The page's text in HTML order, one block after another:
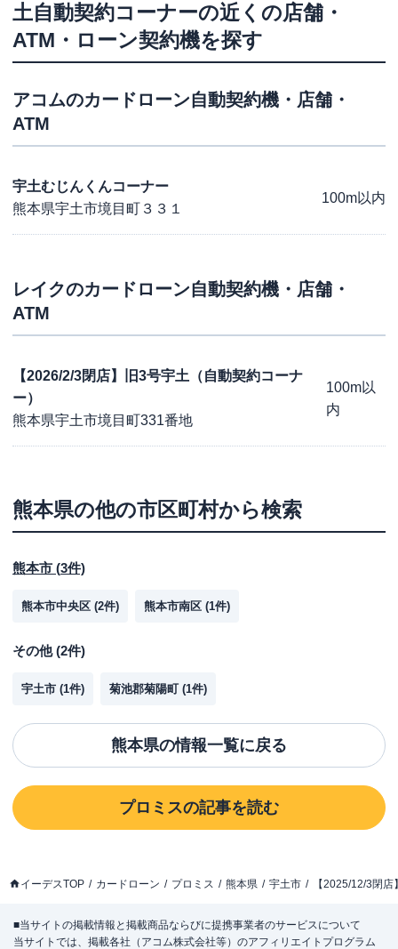
土自動契約コーナーの近くの店舗・
ATM・ローン契約機を探す
アコムのカードローン自動契約機・店舗・
ATM
宇土むじんくんコーナー
熊本県宇土市境目町３３１
100m以内
レイクのカードローン自動契約機・店舗・
ATM
【2026/2/3閉店】旧3号宇土（自動契約コーナ
ー）
熊本県宇土市境目町331番地
100m以
内
熊本県の他の市区町村から検索
熊本市 (3件)
熊本市中央区 (2件) 熊本市南区 (1件)
その他(2件)
宇土市 (1件) 菊池郡菊陽町 (1件)
熊本県の情報一覧に戻る
プロミスの記事を読む
イーデスTOP カードローン プロミス 熊本県 宇土市 【2025/12/3閉
■当サイトの掲載情報と掲載商品ならびに提携事業者のサービスについて
当サイトでは、掲載各社（アコム株式会社等）のアフィリエイトプログラム